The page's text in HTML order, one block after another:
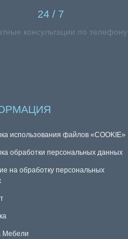
24 / 7
консультации по телефону
использования файлов «COOKIE»
обработки персональных данных
на обработку персональных
Мебели